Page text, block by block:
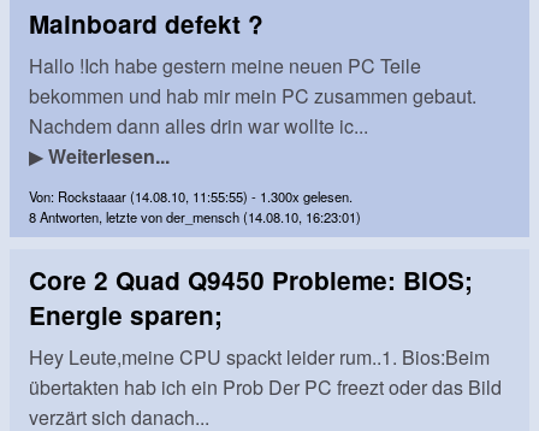
Mainboard defekt ?
Hallo !Ich habe gestern meine neuen PC Teile
bekommen und hab mir mein PC zusammen gebaut.
Nachdem dann alles drin war wollte ic...
▶Weiterlesen...
Von: Rockstaaar (14.08.10, 11:55:55) - 1.300x gelesen.
8 Antworten, letzte von der_mensch (14.08.10, 16:23:01)
Core 2 Quad Q9450 Probleme: BIOS;
Energie sparen;
Hey Leute,meine CPU spackt leider rum..1. Bios:Beim
übertakten hab ich ein Prob Der PC freezt oder das Bild
verzärt sich danach...